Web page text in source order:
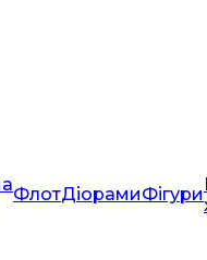
ФлотДіорамиФігури